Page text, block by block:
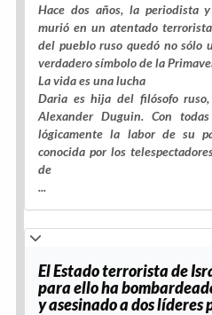
Hace dos años, la periodista
murió en un atentado
del pueblo ruso quedó no sólo
verdadero símbolo de la
La vida es una lucha
Daria es hija del filósofo
Alexander Duguin. Con
lógicamente la labor de su
conocida por los
de
...
El Estado terrorista de
para ello ha
y asesinado a dos